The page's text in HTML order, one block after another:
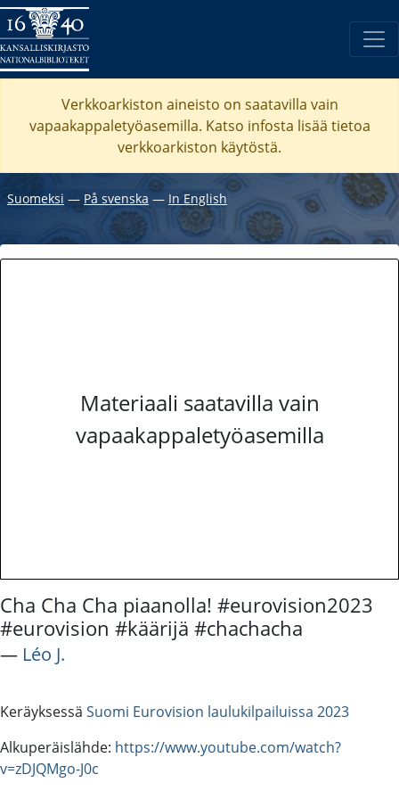
Verkkoarkiston aineisto on saatavilla vain
vapaakappaletyöasemilla. Katso infosta lisää tietoa
verkkoarkiston käytöstä.
Suomeksi ― På svenska ― In English
Materiaali saatavilla vain
vapaakappaletyöasemilla
Cha Cha Cha piaanolla! #eurovision2023
#eurovision #käärijä #chachacha
― Léo J.
Keräyksessä Suomi Eurovision laulukilpailuissa 2023
Alkuperäislähde: https://www.youtube.com/watch?
v=zDJQMgo-J0c